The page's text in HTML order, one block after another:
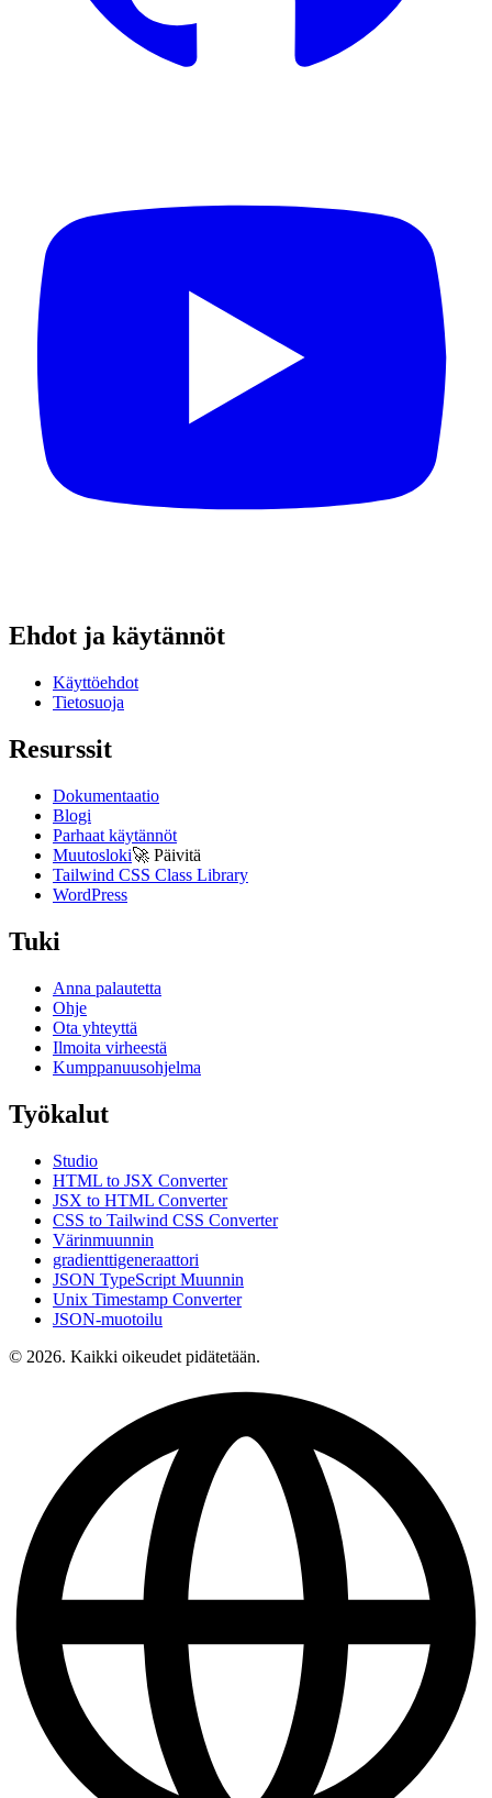
Ehdot ja käytännöt
Käyttöehdot
Tietosuoja
Resurssit
Dokumentaatio
Blogi
Parhaat käytännöt
Muutosloki🚀 Päivitä
Tailwind CSS Class Library
WordPress
Tuki
Anna palautetta
Ohje
Ota yhteyttä
Ilmoita virheestä
Kumppanuusohjelma
Työkalut
Studio
HTML to JSX Converter
JSX to HTML Converter
CSS to Tailwind CSS Converter
Värinmuunnin
gradienttigeneraattori
JSON TypeScript Muunnin
Unix Timestamp Converter
JSON-muotoilu
© 2026. Kaikki oikeudet pidätetään.